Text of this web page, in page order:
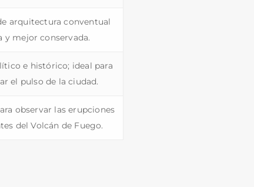
arquitectura conventual
y mejor conservada.
e histórico; ideal para
el pulso de la ciudad.
observar las erupciones
del Volcán de Fuego.